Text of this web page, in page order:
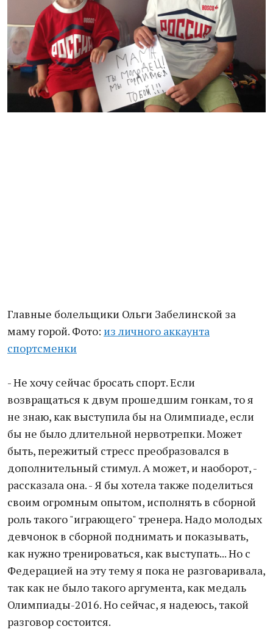
Главные болельщики Ольги Забелинской за
маму горой. Фото: из личного аккаунта
спортсменки
- Не хочу сейчас бросать спорт. Если
возвращаться к двум прошедшим гонкам, то я
не знаю, как выступила бы на Олимпиаде, если
бы не было длительной нервотрепки. Может
быть, пережитый стресс преобразовался в
дополнительный стимул. А может, и наоборот, -
рассказала она. - Я бы хотела также поделиться
своим огромным опытом, исполнять в сборной
роль такого "играющего" тренера. Надо молодых
девчонок в сборной поднимать и показывать,
как нужно тренироваться, как выступать... Но с
Федерацией на эту тему я пока не разговаривала,
так как не было такого аргумента, как медаль
Олимпиады-2016. Но сейчас, я надеюсь, такой
разговор состоится.